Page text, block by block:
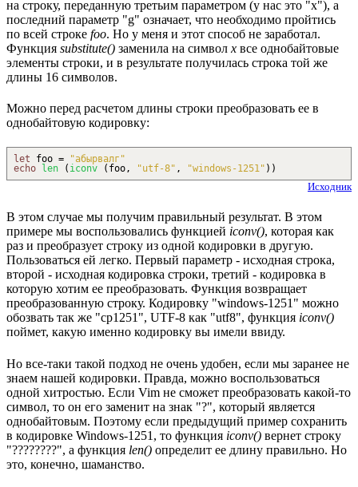
на строку, переданную третьим параметром (у нас это "x"), а
последний параметр "g" означает, что необходимо пройтись
по всей строке foo. Но у меня и этот способ не заработал.
Функция substitute() заменила на символ x все однобайтовые
элементы строки, и в результате получилась строка той же
длины 16 символов.
Можно перед расчетом длины строки преобразовать ее в
однобайтовую кодировку:
let foo =
"абырвалг"
echo
len ( iconv ( foo, "utf-8" , "windows-1251" ) )
Исходник
В этом случае мы получим правильный результат. В этом
примере мы воспользовались функцией iconv(), которая как
раз и преобразует строку из одной кодировки в другую.
Пользоваться ей легко. Первый параметр - исходная строка,
второй - исходная кодировка строки, третий - кодировка в
которую хотим ее преобразовать. Функция возвращает
преобразованную строку. Кодировку "windows-1251" можно
обозвать так же "cp1251", UTF-8 как "utf8", функция iconv()
поймет, какую именно кодировку вы имели ввиду.
Но все-таки такой подход не очень удобен, если мы заранее не
знаем нашей кодировки. Правда, можно воспользоваться
одной хитростью. Если Vim не сможет преобразовать какой-то
символ, то он его заменит на знак "?", который является
однобайтовым. Поэтому если предыдущий пример сохранить
в кодировке Windows-1251, то функция iconv() вернет строку
"????????", а функция len() определит ее длину правильно. Но
это, конечно, шаманство.